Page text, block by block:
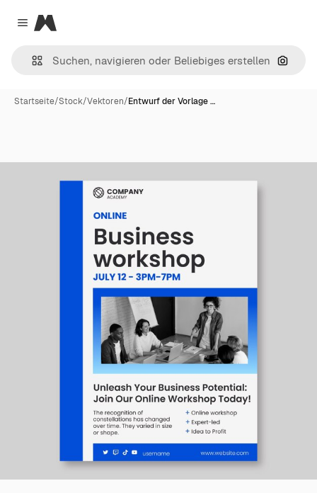
Close menu
Magnific
Nach
Startseite/Stock/Vektoren/Entwurf der Vorlage …